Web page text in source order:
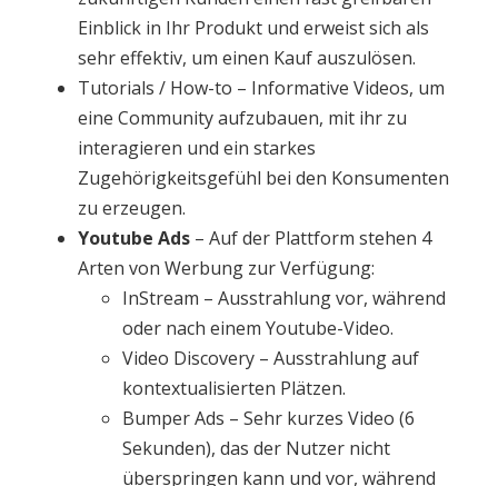
Einblick in Ihr Produkt und erweist sich als
sehr effektiv, um einen Kauf auszulösen.
Tutorials / How-to – Informative Videos, um
eine Community aufzubauen, mit ihr zu
interagieren und ein starkes
Zugehörigkeitsgefühl bei den Konsumenten
zu erzeugen.
Youtube Ads – Auf der Plattform stehen 4
Arten von Werbung zur Verfügung:
InStream – Ausstrahlung vor, während
oder nach einem Youtube-Video.
Video Discovery – Ausstrahlung auf
kontextualisierten Plätzen.
Bumper Ads – Sehr kurzes Video (6
Sekunden), das der Nutzer nicht
überspringen kann und vor, während